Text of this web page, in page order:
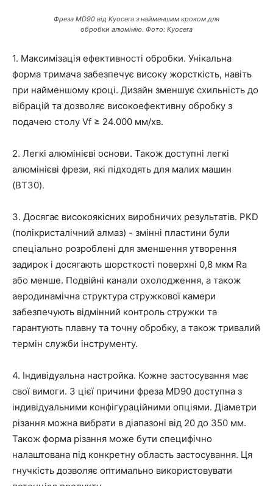
Фреза MD90 від Kyocera з найменшим кроком для
обробки алюмінію. Фото: Kyocera
1. Максимізація ефективності обробки. Унікальна
форма тримача забезпечує високу жорсткість, навіть
при найменшому кроці. Дизайн зменшує схильність до
вібрацій та дозволяє високоефективну обробку з
подачею столу Vf ≥ 24.000 мм/хв.
2. Легкі алюмінієві основи. Також доступні легкі
алюмінієві фрези, які підходять для малих машин
(BT30).
3. Досягає високоякісних виробничих результатів. PKD
(полікристалічний алмаз) - змінні пластини були
спеціально розроблені для зменшення утворення
задирок і досягають шорсткості поверхні 0,8 мкм Ra
або менше. Подвійні канали охолодження, а також
аеродинамічна структура стружкової камери
забезпечують відмінний контроль стружки та
гарантують плавну та точну обробку, а також тривалий
термін служби інструменту.
4. Індивідуальна настройка. Кожне застосування має
свої вимоги. З цієї причини фреза MD90 доступна з
індивідуальними конфігураційними опціями. Діаметри
різання можна вибрати в діапазоні від 20 до 350 мм.
Також форма різання може бути специфічно
налаштована під конкретну область застосування. Ця
гнучкість дозволяє оптимально використовувати